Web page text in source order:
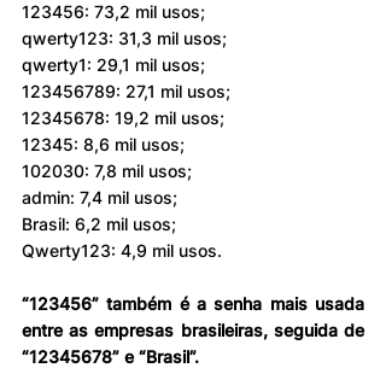
123456: 73,2 mil usos;
qwerty123: 31,3 mil usos;
qwerty1: 29,1 mil usos;
123456789: 27,1 mil usos;
12345678: 19,2 mil usos;
12345: 8,6 mil usos;
102030: 7,8 mil usos;
admin: 7,4 mil usos;
Brasil: 6,2 mil usos;
Qwerty123: 4,9 mil usos.
“123456” também é a senha mais usada
entre as empresas brasileiras, seguida de
“12345678” e “Brasil”.